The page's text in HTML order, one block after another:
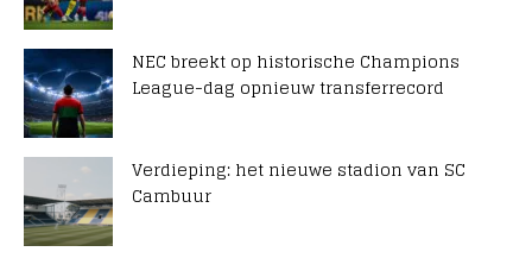
NEC breekt op historische Champions
League-dag opnieuw transferrecord
Verdieping: het nieuwe stadion van SC
Cambuur